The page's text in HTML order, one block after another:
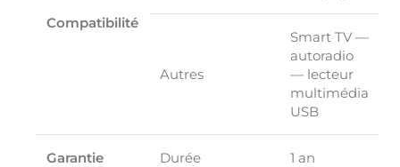
Compatibilité
Autres
Smart TV —
autoradio
— lecteur
multimédia
USB
Garantie Durée 1 an